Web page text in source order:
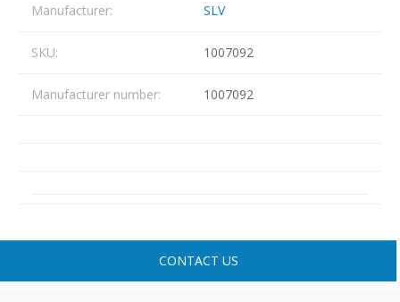
Manufacturer: SLV
SKU: 1007092
Manufacturer number: 1007092
CONTACT US